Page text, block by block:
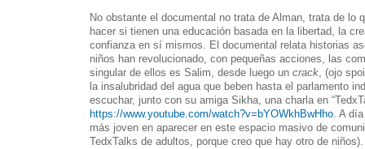
No obstante el documental no trata de Alman, trata de lo
hacer si tienen una educación basada en la libertad, la
confianza en sí mismos. El documental relata historias
niños han revolucionado, con pequeñas acciones, las
singular de ellos es Salim, desde luego un crack, (ojo
la insalubridad del agua que beben hasta el parlamento
escuchar, junto con su amiga Sikha, una charla en
https://www.youtube.com/watch?v=bYOWkhBwHho. A
más joven en aparecer en este espacio masivo de
TedxTalks de adultos, porque creo que hay otro de niños).